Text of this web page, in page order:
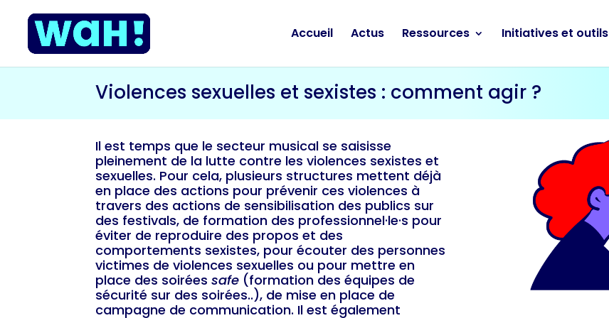
Accueil Actus Ressources Initiatives et outils
Violences sexuelles et sexistes : comment agir ?
Il est temps que le secteur musical se saisisse
pleinement de la lutte contre les violences sexistes et
sexuelles. Pour cela, plusieurs structures mettent déjà
en place des actions pour prévenir ces violences à
travers des actions de sensibilisation des publics sur
des festivals, de formation des professionnel·le·s pour
éviter de reproduire des propos et des
comportements sexistes, pour écouter des personnes
victimes de violences sexuelles ou pour mettre en
place des soiréessafe (formation des équipes de
sécurité sur des soirées..), de mise en place de
campagne de communication. Il est également